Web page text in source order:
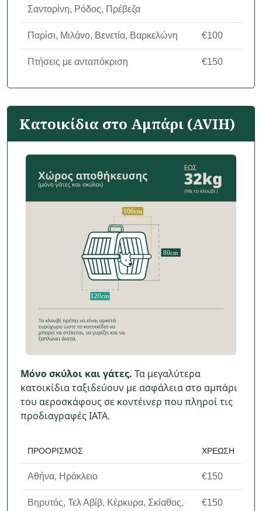
Σαντορίνη, Ρόδος, Πρέβεζα
Παρίσι, Μιλάνο, Βενετία, Βαρκελώνη €100
Πτήσεις με ανταπόκριση €150
Κατοικίδια στο Αμπάρι (AVIH)
Μόνο σκύλοι και γάτες. Τα μεγαλύτερα
κατοικίδια ταξιδεύουν με ασφάλεια στο αμπάρι
του αεροσκάφους σε κοντέινερ που πληροί τις
προδιαγραφές IATA.
ΠΡΟΟΡΙΣΜΌΣ ΧΡΈΩΣΗ
Αθήνα, Ηράκλειο €150
Βηρυτός, Τελ Αβίβ, Κέρκυρα, Σκίαθος,
€150